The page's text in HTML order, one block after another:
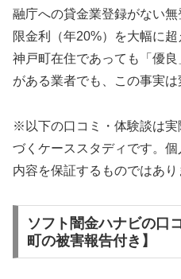
融庁への貸金業登録がない
限金利（年20%）を大幅に
神戸町在住であっても「優
がある業者でも、この事実は
※以下の口コミ・体験談は
づくケーススタディです。
内容を保証するものではあり
ソフト闇金ハナビの口
町の被害報告付き】